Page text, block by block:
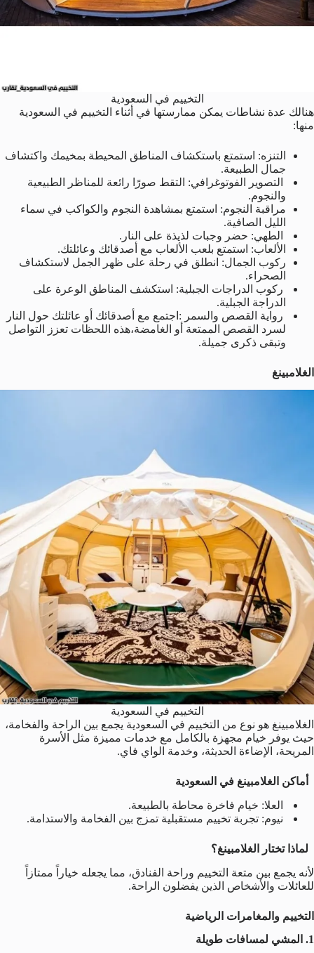
التخييم في السعودية
هنالك عدة نشاطات يمكن ممارستها في أثناء التخييم في السعودية
منها:
التنزه: استمتع باستكشاف المناطق المحيطة بمخيمك واكتشاف
جمال الطبيعة.
التصوير الفوتوغرافي: التقط صورًا رائعة للمناظر الطبيعية
والنجوم.
مراقبة النجوم: استمتع بمشاهدة النجوم والكواكب في سماء
الليل الصافية.
الطهي: حضر وجبات لذيذة على النار.
الألعاب: استمتع بلعب الألعاب مع أصدقائك وعائلتك.
ركوب الجمال: انطلق في رحلة على ظهر الجمل لاستكشاف
الصحراء.
ركوب الدراجات الجبلية: استكشف المناطق الوعرة على
الدراجة الجبلية.
رواية القصص والسمر :اجتمع مع أصدقائك أو عائلتك حول النار
لسرد القصص الممتعة أو الغامضة،هذه اللحظات تعزز التواصل
وتبقى ذكرى جميلة.
الغلامبينغ
التخييم في السعودية
الغلامبينغ هو نوع من التخييم في السعودية يجمع بين الراحة والفخامة،
حيث يوفر خيام مجهزة بالكامل مع خدمات مميزة مثل الأسرة
المريحة، الإضاءة الحديثة، وخدمة الواي فاي.
أماكن الغلامبينغ في السعودية
العلا: خيام فاخرة محاطة بالطبيعة.
نيوم: تجربة تخييم مستقبلية تمزج بين الفخامة والاستدامة.
لماذا تختار الغلامبينغ؟
لأنه يجمع بين متعة التخييم وراحة الفنادق، مما يجعله خياراً ممتازاً
للعائلات والأشخاص الذين يفضلون الراحة.
التخييم والمغامرات الرياضية
1. المشي لمسافات طويلة